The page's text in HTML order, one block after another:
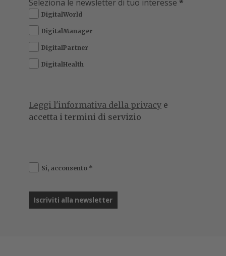
Seleziona le newsletter di tuo interesse *
DigitalWorld
DigitalManager
DigitalPartner
DigitalHealth
Leggi l'informativa della privacy e
accetta i termini di servizio
Si, acconsento *